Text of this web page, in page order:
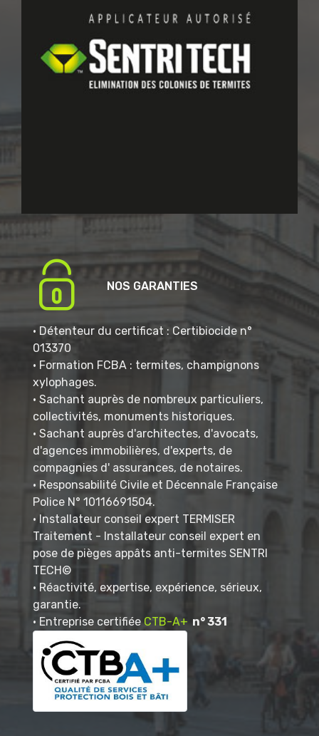
NOS GARANTIES
• Détenteur du certificat : Certibiocide n°
013370
• Formation FCBA : termites, champignons
xylophages.
• Sachant auprès de nombreux particuliers,
collectivités, monuments historiques.
• Sachant auprès d'architectes, d'avocats,
d'agences immobilières, d'experts, de
compagnies d' assurances, de notaires.
• Responsabilité Civile et Décennale Française
Police N° 10116691504.
• Installateur conseil expert TERMISER
Traitement - Installateur conseil expert en
pose de pièges appâts anti-termites SENTRI
TECH©
• Réactivité, expertise, expérience, sérieux,
garantie.
• Entreprise certifiée CTB-A+ n° 331